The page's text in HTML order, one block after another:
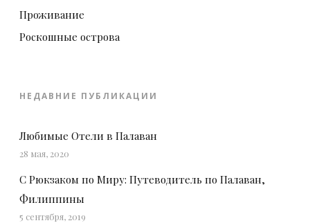
Проживание
Роскошные острова
НЕДАВНИЕ ПУБЛИКАЦИИ
Любимые Отели в Палаван
28 мая, 2020
С Рюкзаком по Миру: Путеводитель по Палаван,
Филиппины
5 сентября, 2019